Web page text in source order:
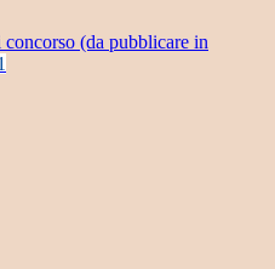
(da pubblicare in